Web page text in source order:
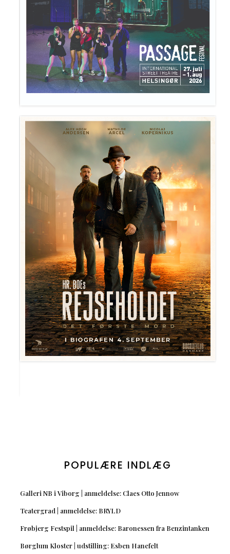
POPULÆRE INDLÆG
Galleri NB i Viborg | anmeldelse: Claes Otto Jennow
Teatergrad | anmeldelse: BRYLD
Frøbjerg Festspil | anmeldelse: Baronessen fra Benzintanken
Børglum Kloster | udstilling: Esben Hanefelt